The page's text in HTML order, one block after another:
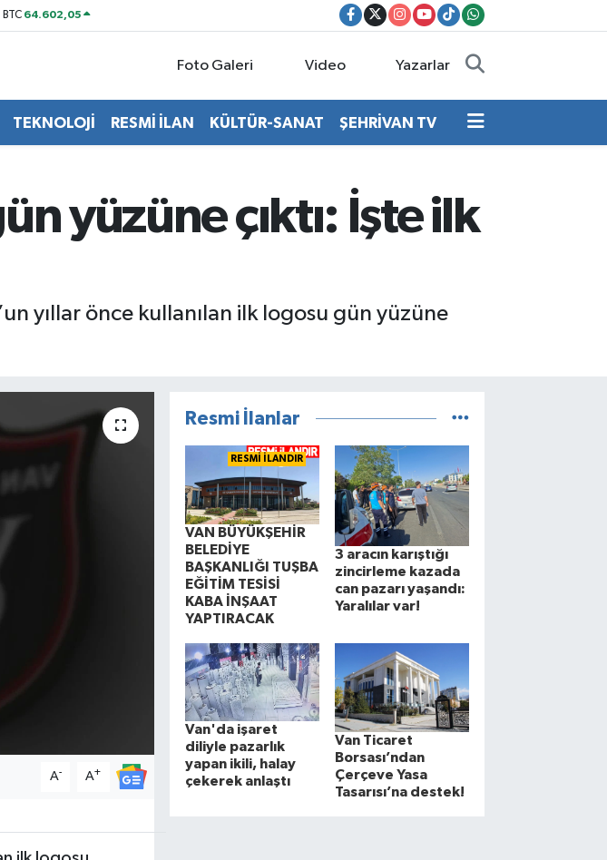
BTC 64.602,05
Foto Galeri Video Yazarlar
TEKNOLOJİ RESMİ İLAN KÜLTÜR-SANAT ŞEHRİVAN TV
yüzüne çıktı: İşte ilk
yıllar önce kullanılan ilk logosu gün yüzüne
A- A+
Resmi İlanlar
RESMİ İLANDIR
VAN BÜYÜKŞEHİR
BELEDİYE
BAŞKANLIĞI TUŞBA
EĞİTİM TESİSİ
KABA İNŞAAT
YAPTIRACAK
3 aracın karıştığı
zincirleme kazada
can pazarı yaşandı:
Yaralılar var!
Van'da işaret
diliyle pazarlık
yapan ikili, halay
çekerek anlaştı
Van Ticaret
Borsası’ndan
Çerçeve Yasa
Tasarısı’na destek!